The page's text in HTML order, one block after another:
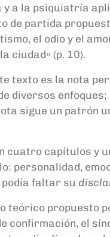
y a la psiquiatría
de partida
el odio y el
ciudad» (p. 10).
texto es la nota
diversos
sigue un patrón
capítulos y
personalidad,
podía faltar su
teórico propuesto
confirmación, el